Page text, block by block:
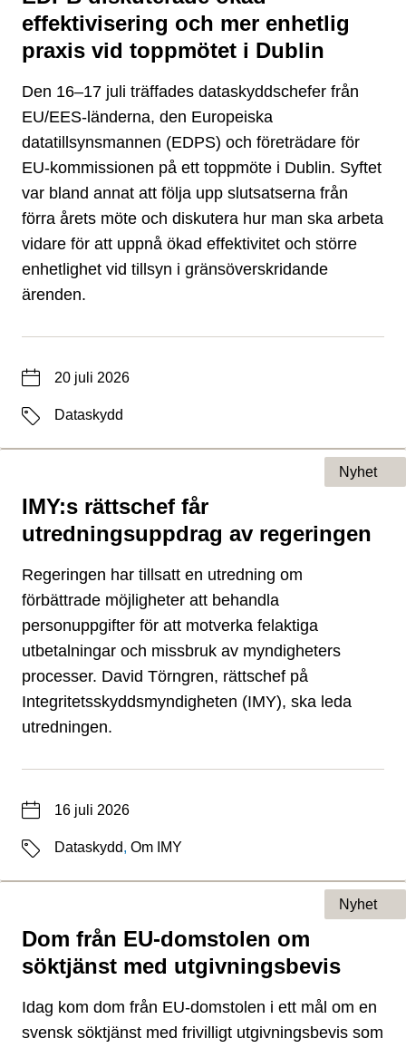
effektivisering och mer enhetlig
praxis vid toppmötet i Dublin
Den 16–17 juli träffades dataskyddschefer från
EU/EES-länderna, den Europeiska
datatillsynsmannen (EDPS) och företrädare för
EU-kommissionen på ett toppmöte i Dublin. Syftet
var bland annat att följa upp slutsatserna från
förra årets möte och diskutera hur man ska arbeta
vidare för att uppnå ökad effektivitet och större
enhetlighet vid tillsyn i gränsöverskridande
ärenden.
Datum20 juli 2026
EtiketterDataskydd
IMY:s rättschef får
utredningsuppdrag av regeringen
Typ av sida
Nyhet
Regeringen har tillsatt en utredning om
förbättrade möjligheter att behandla
personuppgifter för att motverka felaktiga
utbetalningar och missbruk av myndigheters
processer. David Törngren, rättschef på
Integritetsskyddsmyndigheten (IMY), ska leda
utredningen.
Datum16 juli 2026
EtiketterDataskydd, Om IMY
Dom från EU-domstolen om
söktjänst med utgivningsbevis
Typ av sida
Nyhet
Idag kom dom från EU-domstolen i ett mål om en
svensk söktjänst med frivilligt utgivningsbevis som